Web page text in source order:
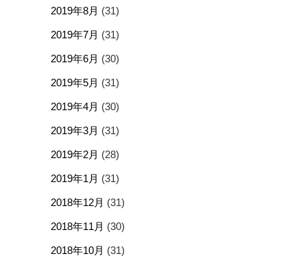
2019年8月 (31)
2019年7月 (31)
2019年6月 (30)
2019年5月 (31)
2019年4月 (30)
2019年3月 (31)
2019年2月 (28)
2019年1月 (31)
2018年12月 (31)
2018年11月 (30)
2018年10月 (31)